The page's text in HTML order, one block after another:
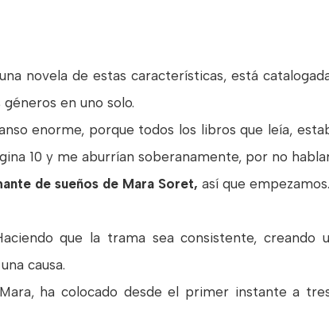
novela de estas características, está
en uno solo.
enorme, porque todos los libros que leía,
10 y me aburrían soberanamente, por no
de sueños de Mara Soret, así que empezamos.
que la trama sea consistente, creando
causa.
ha colocado desde el primer instante a